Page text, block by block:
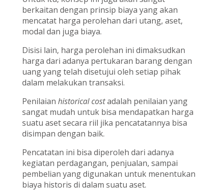
berkaitan dengan prinsip biaya yang akan
mencatat harga perolehan dari utang, aset,
modal dan juga biaya.
Disisi lain, harga perolehan ini dimaksudkan
harga dari adanya pertukaran barang dengan
uang yang telah disetujui oleh setiap pihak
dalam melakukan transaksi.
Penilaian historical costadalah penilaian yang
sangat mudah untuk bisa mendapatkan harga
suatu aset secara riil jika pencatatannya bisa
disimpan dengan baik.
Pencatatan ini bisa diperoleh dari adanya
kegiatan perdagangan, penjualan, sampai
pembelian yang digunakan untuk menentukan
biaya historis di dalam suatu aset.